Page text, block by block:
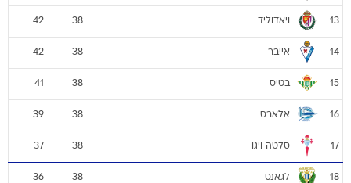
13 ויאדוליד 38
42
14 אייבר 38
42
15 בטיס 38
41
16 אלאבס 38
39
17 סלטה ויגו 38
37
18 לגאנס 38
36